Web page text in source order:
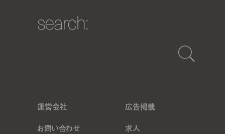
search:
運営会社
広告掲載
お問い合わせ
求人